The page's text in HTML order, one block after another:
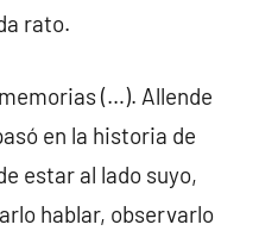
rato.
(…). Allende
en la historia de
estar al lado suyo,
hablar, observarlo